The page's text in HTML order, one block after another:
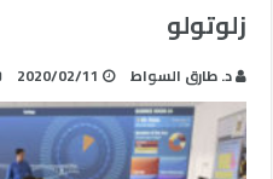
زلوتولو
د. طارق السواط 2020/02/11